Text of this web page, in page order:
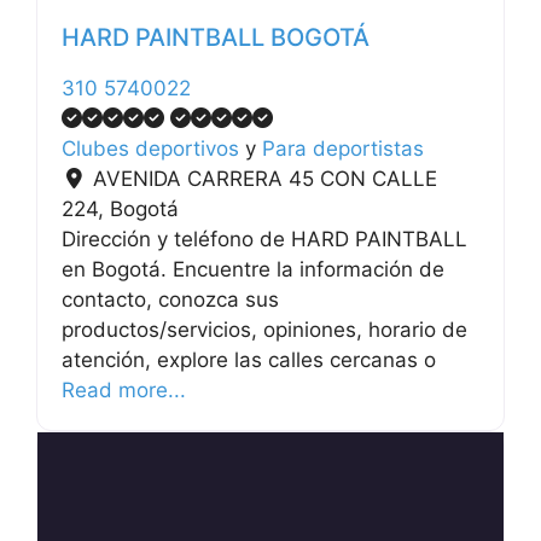
HARD PAINTBALL BOGOTÁ
310 5740022
Clubes deportivos y Para deportistas
AVENIDA CARRERA 45 CON CALLE
224, Bogotá
Dirección y teléfono de HARD PAINTBALL
en Bogotá. Encuentre la información de
contacto, conozca sus
productos/servicios, opiniones, horario de
atención, explore las calles cercanas o
Read more...